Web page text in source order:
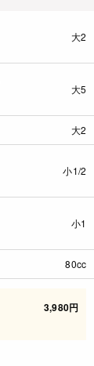
大2
大5
大2
小1/2
小1
80cc
3,980円